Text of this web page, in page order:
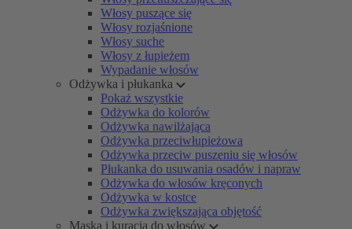
Włosy puszące się
Włosy rozjaśnione
Włosy suche
Włosy z łupieżem
Wypadanie włosów
Odżywka i płukanka
Pokaż wszystkie
Odżywka do kolorów
Odżywka nawilżająca
Odżywka przeciwłupieżowa
Odżywka przeciw puszeniu się włosów
Płukanka do usuwania osadów i napraw
Odżywka do włosów kręconych
Odżywka w kostce
Odżywka zwiększająca objętość
Maska i kuracja do włosów